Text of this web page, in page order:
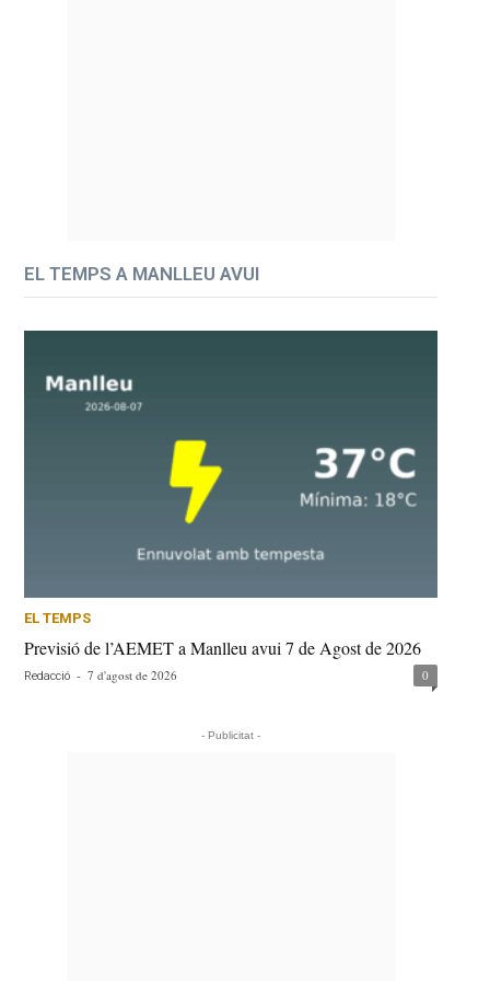
EL TEMPS A MANLLEU AVUI
EL TEMPS
Previsió de l’AEMET a Manlleu avui 7 de Agost de 2026
Redacció - 7 d'agost de 2026 0
- Publicitat -